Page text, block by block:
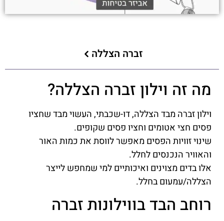
זברה הצללה
מה זה וילון זברה הצללה?
וילון זברה מבד הצללה, דו-שכבתי, העשוי מבד שחציו
פסים חצי אטומים וחציו פסים שקופים.
שינוי זוויות הפסים מאפשר לווסת את כמות האור
והאוויר הנכנסים לחלל.
אלו בדים מצוינים ואיכותיים למי שמחפש לייצר
הצללה/עמעום בחלל.
רוחב הבד בווילונות זברה